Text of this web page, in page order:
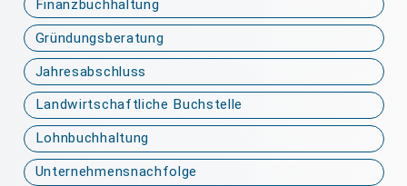
Finanzbuchhaltung
Gründungsberatung
Jahresabschluss
Landwirtschaftliche Buchstelle
Lohnbuchhaltung
Unternehmensnachfolge